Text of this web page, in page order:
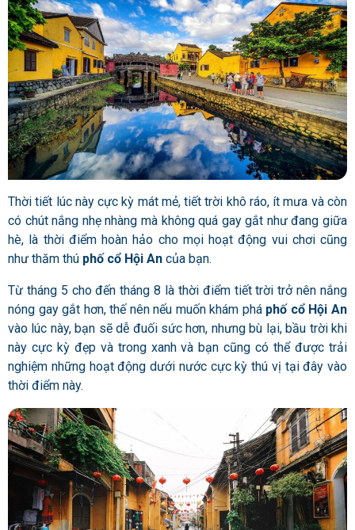
Thời tiết lúc này cực kỳ mát mẻ, tiết trời khô ráo, ít mưa và còn
có chút nắng nhẹ nhàng mà không quá gay gắt như đang giữa
hè, là thời điểm hoàn hảo cho mọi hoạt động vui chơi cũng
như thăm thú phố cổ Hội An của bạn.
Từ tháng 5 cho đến tháng 8 là thời điểm tiết trời trở nên nắng
nóng gay gắt hơn, thế nên nếu muốn khám phá phố cổ Hội An
vào lúc này, bạn sẽ dễ đuối sức hơn, nhưng bù lại, bầu trời khi
này cực kỳ đẹp và trong xanh và bạn cũng có thể được trải
nghiệm những hoạt động dưới nước cực kỳ thú vị tại đây vào
thời điểm này.